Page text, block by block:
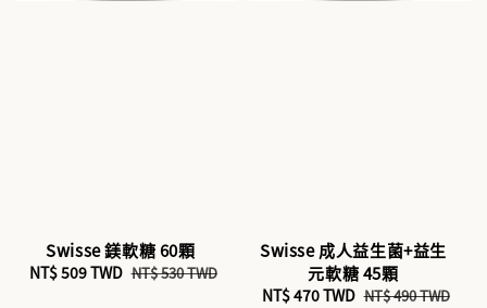
Swisse 鎂軟糖 60顆
Sale
NT$ 509 TWD Regular
NT$ 530 TWD
Swisse 成人益生菌+益生
元軟糖 45顆
Sale
NT$ 470 TWD Regular
NT$ 490 TWD